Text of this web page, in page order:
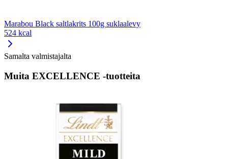
Marabou Black saltlakrits 100g suklaalevy
524 kcal
Samalta valmistajalta
Muita EXCELLENCE -tuotteita